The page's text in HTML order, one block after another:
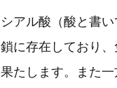
シアル酸（酸と書
鎖に存在しており
果たします。また